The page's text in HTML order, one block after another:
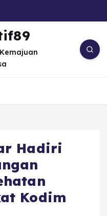
Hadiri
Kodim